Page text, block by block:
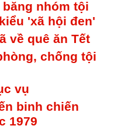
nhóm tội
'xã hội đen'
về quê ăn Tết
chống tội
vụ
binh chiến
1979